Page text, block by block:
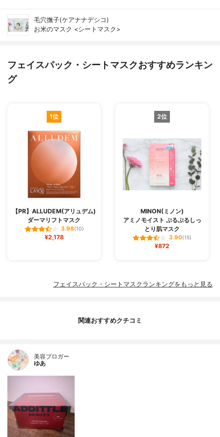
毛穴撫子(ケアナナデシコ)
お米のマスク <シートマスク>
フェイスパック・シートマスクおすすめランキン
グ
1位
【PR】ALLUDEM(アリュデム)
ダーマリフトマスク
3.98(10)
¥2,178
2位
MINON(ミノン)
アミノモイスト ぷるぷるしっ
とり肌マスク
3.90(15)
¥872
フェイスパック・シートマスクランキングをもっと見る
関連おすすめクチコミ
美容ブロガー
ゆあ